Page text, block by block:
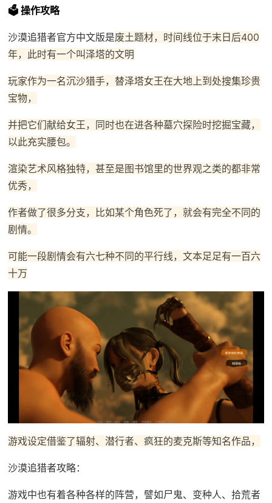
🗳️ 操作攻略
沙漠追猎者官方中文版是废土题材，时间线位于末日后400
年，此时有一个叫泽塔的文明
玩家作为一名沉沙猎手，替泽塔女王在大地上到处搜集珍贵
宝物，
并把它们献给女王，同时也在进各种墓穴探险时挖掘宝藏，
以此充实腰包。
渲染艺术风格独特，甚至是图书馆里的世界观之类的都非常
优秀，
作者做了很多分支，比如某个角色死了，就会有完全不同的
剧情。
可能一段剧情会有六七种不同的平行线，文本足足有一百六
十万
游戏设定借鉴了辐射、潜行者、疯狂的麦克斯等知名作品，
沙漠追猎者攻略：
游戏中也有着各种各样的阵营，譬如尸鬼、变种人、拾荒者